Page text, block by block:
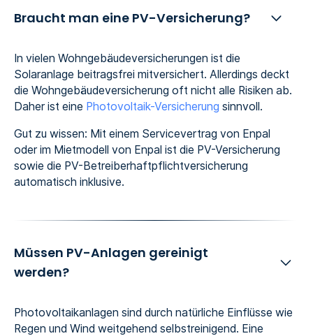
Braucht man eine PV-Versicherung?
In vielen Wohngebäudeversicherungen ist die
Solaranlage beitragsfrei mitversichert. Allerdings deckt
die Wohngebäudeversicherung oft nicht alle Risiken ab.
Daher ist eine Photovoltaik-Versicherung sinnvoll.
Gut zu wissen: Mit einem Servicevertrag von Enpal
oder im Mietmodell von Enpal ist die PV-Versicherung
sowie die PV-Betreiberhaftpflichtversicherung
automatisch inklusive.
Müssen PV-Anlagen gereinigt
werden?
Photovoltaikanlagen sind durch natürliche Einflüsse wie
Regen und Wind weitgehend selbstreinigend. Eine